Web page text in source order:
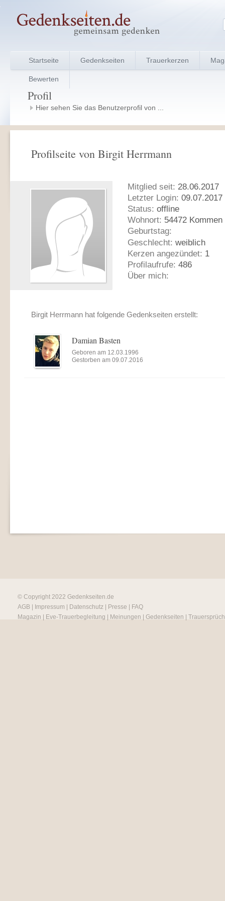
Startseite Gedenkseiten Trauerkerzen
Bewerten
Profil
Hier sehen Sie das Benutzerprofil von ...
Profilseite von Birgit Herrmann
Mitglied seit: 28.06.2017
Letzter Login:
Status: offline
Wohnort: 54472 Kommen
Geburtstag:
Geschlecht: weiblich
Kerzen angezündet: 1
Profilaufrufe: 486
Über mich:
Birgit Herrmann hat folgende Gedenkseiten erstellt:
Damian Basten
Geboren am 12.03.1996
Gestorben am 09.07.2016
© Copyright 2022 Gedenkseiten.de
AGB
Impressum Datenschutz Presse
FAQ
Magazin
Eve-Trauerbegleitung Meinungen Gedenkseiten